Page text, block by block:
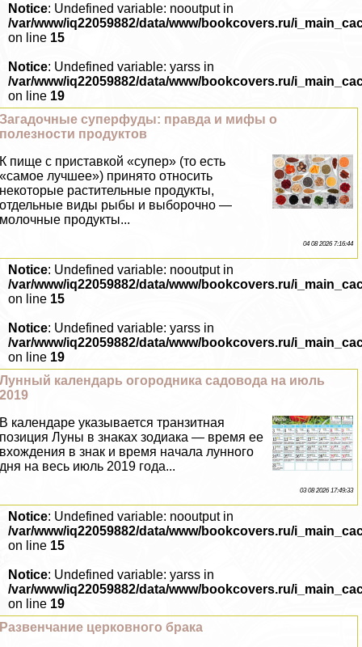
Notice: Undefined variable: nooutput in
/var/www/iq22059882/data/www/bookcovers.ru/
on line 15
Notice: Undefined variable: yarss in
/var/www/iq22059882/data/www/bookcovers.ru/
on line 19
Загадочные суперфуды: правда и мифы о
полезности продуктов
К пище с приставкой «супер» (то есть
«самое лучшее») принято относить
некоторые растительные продукты,
отдельные виды рыбы и выборочно —
молочные продукты...
04 08 2026 7:16:44
Notice: Undefined variable: nooutput in
/var/www/iq22059882/data/www/bookcovers.ru/
on line 15
Notice: Undefined variable: yarss in
/var/www/iq22059882/data/www/bookcovers.ru/
on line 19
Лунный календарь огородника садовода на июль
2019
В календаре указывается транзитная
позиция Луны в знаках зодиака — время ее
вхождения в знак и время начала лунного
дня на весь июль 2019 года...
03 08 2026 17:49:33
Notice: Undefined variable: nooutput in
/var/www/iq22059882/data/www/bookcovers.ru/
on line 15
Notice: Undefined variable: yarss in
/var/www/iq22059882/data/www/bookcovers.ru/
on line 19
Развенчание церковного бpaка